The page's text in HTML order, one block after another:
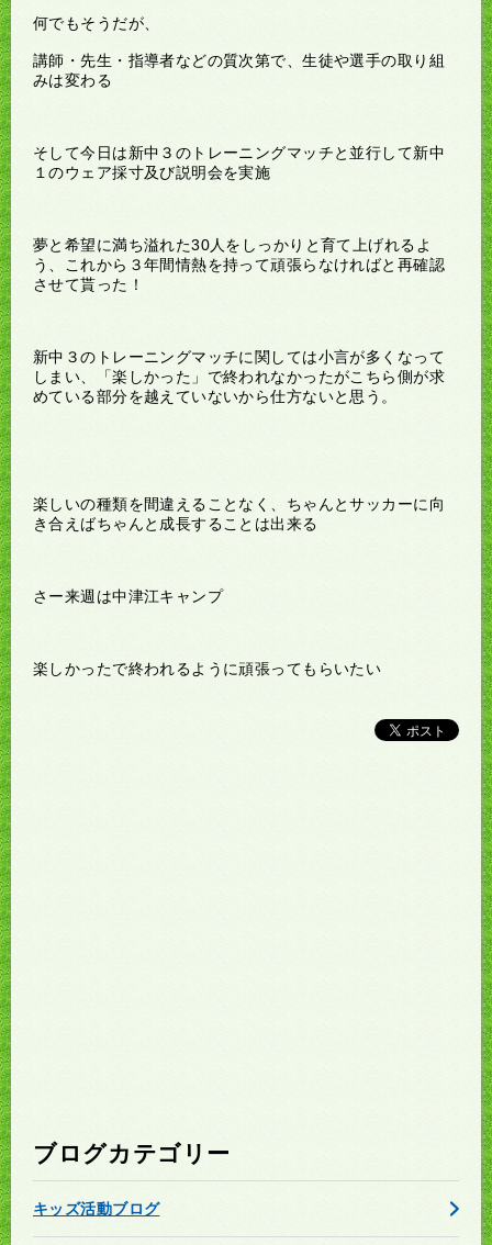
何でもそうだが、
講師・先生・指導者などの質次第で、生徒や選手の取り組
みは変わる
そして今日は新中３のトレーニングマッチと並行して新中
１のウェア採寸及び説明会を実施
夢と希望に満ち溢れた30人をしっかりと育て上げれるよ
う、これから３年間情熱を持って頑張らなければと再確認
させて貰った！
新中３のトレーニングマッチに関しては小言が多くなって
しまい、「楽しかった」で終われなかったがこちら側が求
めている部分を越えていないから仕方ないと思う。
楽しいの種類を間違えることなく、ちゃんとサッカーに向
き合えばちゃんと成長することは出来る
さー来週は中津江キャンプ
楽しかったで終われるように頑張ってもらいたい
ブログカテゴリー
キッズ活動ブログ